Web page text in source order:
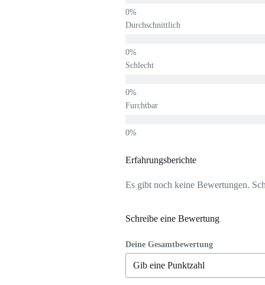
Durchschnittlich
Schlecht
Furchtbar
Erfahrungsberichte
Es gibt noch keine Bewertungen.
Schreibe eine Bewertung
Deine Gesamtbewertung